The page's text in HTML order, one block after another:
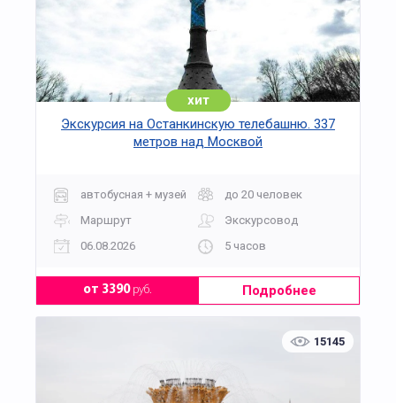
хит
Экскурсия на Останкинскую телебашню. 337
метров над Москвой
автобусная + музей
до 20 человек
Маршрут
Экскурсовод
06.08.2026
5 часов
от 3390руб. Подробнее
15145